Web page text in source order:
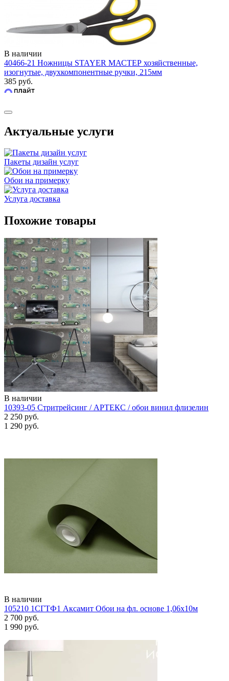
В наличии
40466-21 Ножницы STAYER МАСТЕР хозяйственные,
изогнутые, двухкомпонентные ручки, 215мм
385 руб.
Актуальные услуги
Пакеты дизайн услуг
Обои на примерку
Услуга доставка
Похожие товары
В наличии
10393-05 Стритрейсинг / АРТЕКС / обои винил флизелин
2 250 руб.
1 290 руб.
В наличии
105210 1СГТФ1 Аксамит Обои на фл. основе 1,06х10м
2 700 руб.
1 990 руб.